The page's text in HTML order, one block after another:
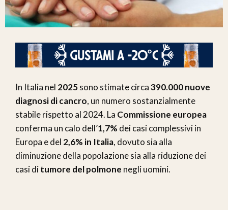
In Italia nel 2025sono stimate circa390.000 nuove
diagnosi di cancro, un numero sostanzialmente
stabile rispetto al 2024. La Commissione europea
conferma un calo dell’1,7% dei casi complessivi in
Europa e del 2,6% in Italia, dovuto sia alla
diminuzione della popolazione sia alla riduzione dei
casi ditumore del polmone negli uomini.